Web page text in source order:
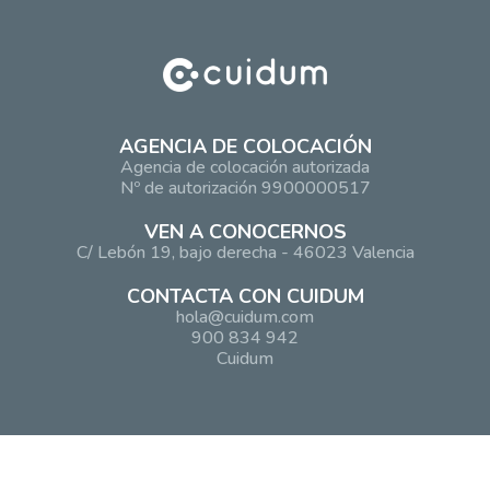
AGENCIA DE COLOCACIÓN
Agencia de colocación autorizada
Nº de autorización 9900000517
VEN A CONOCERNOS
C/ Lebón 19, bajo derecha - 46023 Valencia
CONTACTA CON CUIDUM
hola@cuidum.com
900 834 942
Cuidum